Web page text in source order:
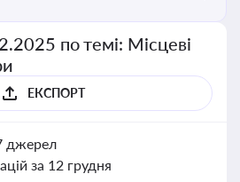
по темі: Місцеві
ЕКСПОРТ
джерел
за 12 грудня